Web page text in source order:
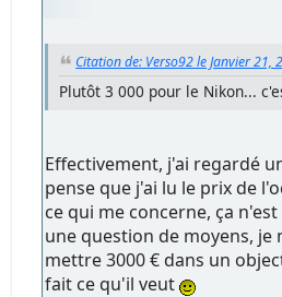
Citation de: Verso92 le Janvier 21,
Plutôt 3 000 pour le Nikon...
Effectivement, j'ai regardé
pense que j'ai lu le prix de
ce qui me concerne, ça
une question de moyens, je
mettre 3000 € dans un
fait ce qu'il veut